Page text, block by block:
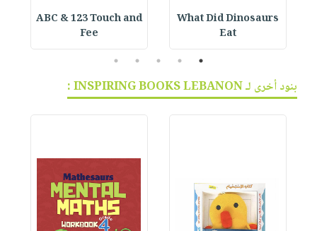
What Did Dinosaurs
Eat
ABC & 123 Touch and
Fee
1
2
3
4
5
بنود أخرى لـ INSPIRING BOOKS LEBANON :